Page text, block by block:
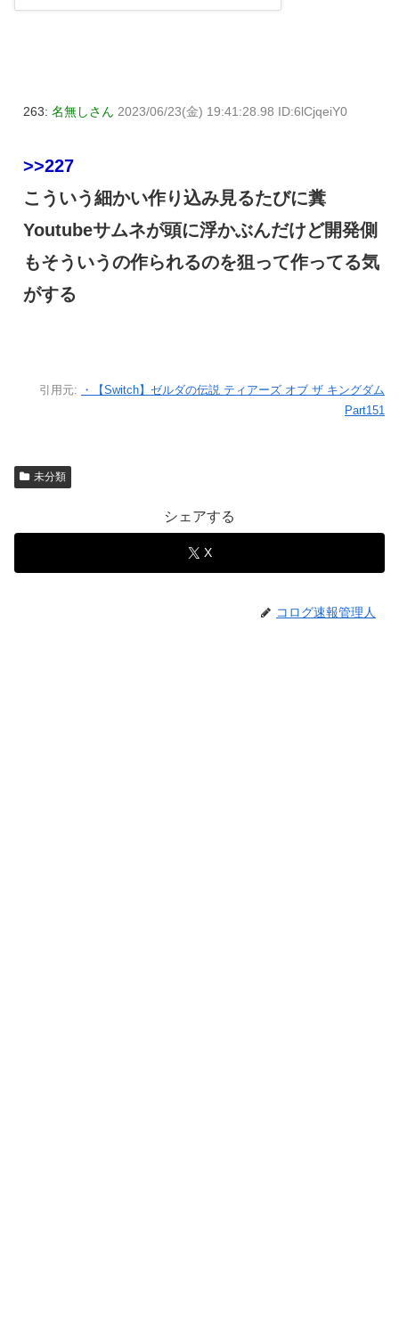
263: 名無しさん 2023/06/23(金) 19:41:28.98 ID:6lCjqeiY0
>>227
こういう細かい作り込み見るたびに糞
Youtubeサムネが頭に浮かぶんだけど開発側
もそういうの作られるのを狙って作ってる気
がする
引用元:
・【Switch】ゼルダの伝説 ティアーズ オブ ザ キングダム
Part151
未分類
シェアする
X
コログ速報管理人